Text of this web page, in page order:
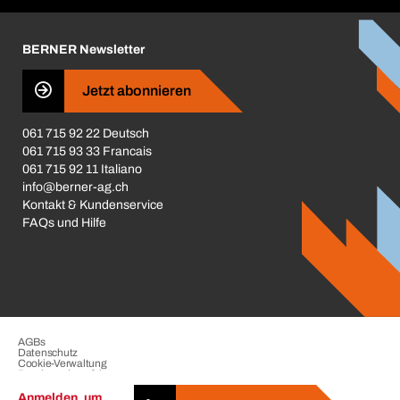
Business Conduct
BERNER Newsletter
Jetzt abonnieren
061 715 92 22 Deutsch
061 715 93 33 Francais
061 715 92 11 Italiano
info@berner-ag.ch
Kontakt & Kundenservice
FAQs und Hilfe
AGBs
Datenschutz
Cookie-Verwaltung
Beschwerdeverfahren